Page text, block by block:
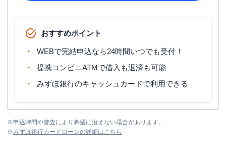
おすすめポイント
WEBで完結申込なら24時間いつでも受付！
提携コンビニATMで借入も返済も可能
みずほ銀行のキャッシュカードで利用できる
※申込時間や審査により希望に沿えない場合があります。
※みずほ銀行カードローンの詳細はこちら